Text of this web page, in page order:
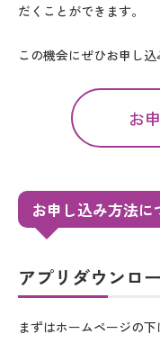
だくことができます。
この機会にぜひお申し込
お
お申し込み方法に
アプリダウンロ
まずはホームページの